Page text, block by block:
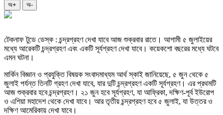
অ+ অ-
টেকনাফ টুডে ডেস্ক : চন্দ্রগ্রহণ দেখা যাবে আজ শুক্রবার রাতে। আগামী ৫ জুলাইয়ের
মধ্যে আরেকটি চন্দ্রগ্রহণ এবং একটি সূর্যগ্রহণ দেখা যাবে। কয়েকশো বছরের মধ্যে ঘটবে
এমন ঘটনা।
মার্কিন বিজ্ঞান ও প্রযুক্তি বিষয়ক সংবাদমাধ্যম আর্থ স্কাই জানিয়েছে, ৫ জুন থেকে ৫
জুলাই পর্যন্ত তিনটি গ্রহণ দেখা যাবে, যার দুটি চন্দ্রগ্রহণ একটি সূর্যগ্রহণ। এর প্রথমটি
আজ শুক্রবার হবে চন্দ্রগ্রহণ। ২১ জুন হবে সূর্যগ্রহণ, যা আফ্রিকা, দক্ষিণ-পূর্ব ইউরোপ
ও এশিয়া মহাদেশ থেকে দেখা যাবে। আর তৃতীয় চন্দ্রগ্রহণ হবে ৫ জুলাই, যা উত্তর ও
দক্ষিণ আমেরিকায় দেখা যাবে।